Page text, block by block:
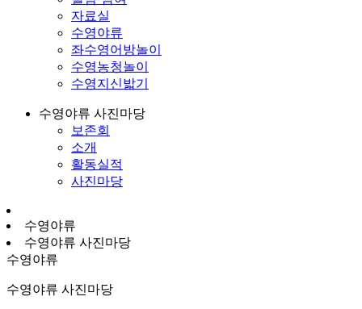
자료실
수영야류
좌수영어방놀이
수영농청놀이
수영지신밟기
수영야류 사진마당
보존회
소개
활동실적
사진마당
수영야류
수영야류 사진마당
수영야류
수영야류 사진마당